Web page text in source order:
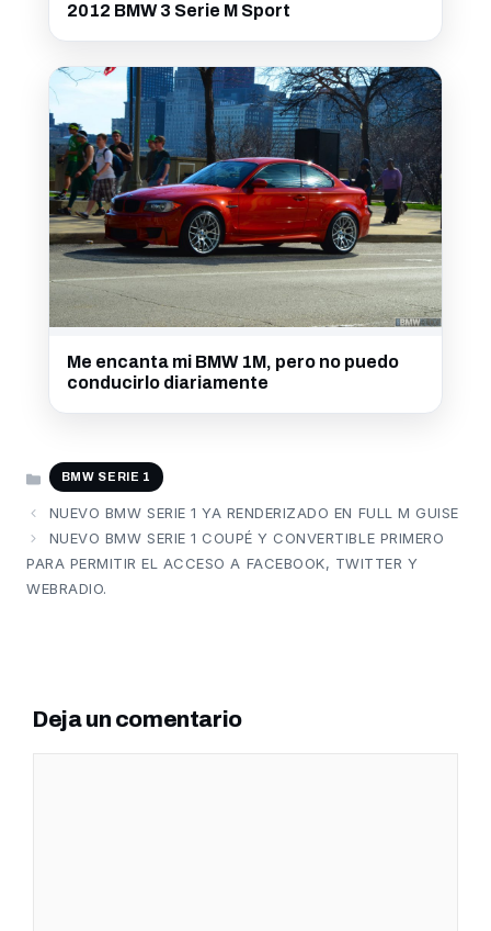
2012 BMW 3 Serie M Sport
Me encanta mi BMW 1M, pero no puedo
conducirlo diariamente
CATEGORÍAS
BMW SERIE 1
NUEVO BMW SERIE 1 YA RENDERIZADO EN FULL M GUISE
NUEVO BMW SERIE 1 COUPÉ Y CONVERTIBLE PRIMERO
PARA PERMITIR EL ACCESO A FACEBOOK, TWITTER Y
WEBRADIO.
Deja un comentario